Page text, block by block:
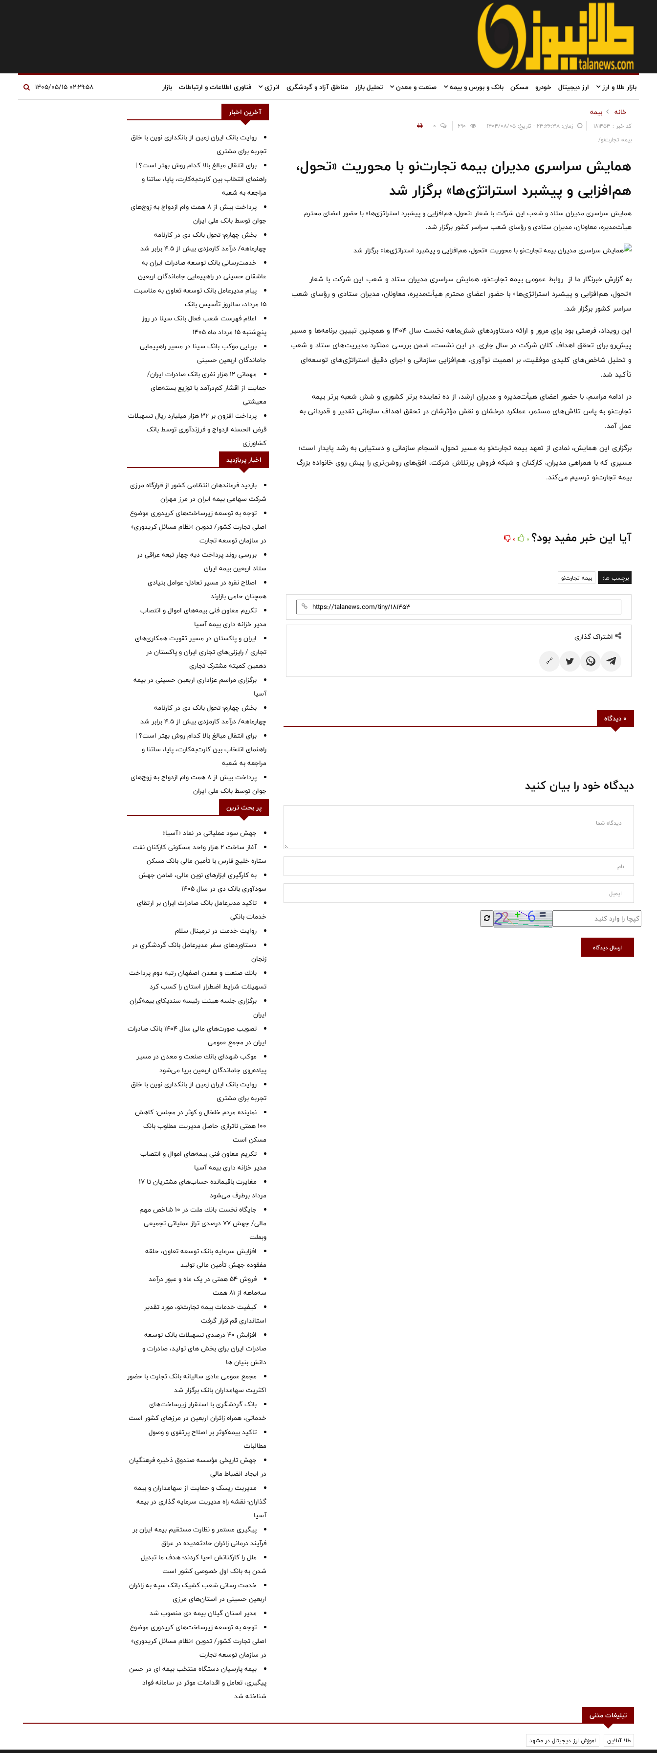
بازار طلا و ارز ارز دیجیتال خودرو مسکن بانک و بورس و بیمه صنعت و معدن تحلیل بازار مناطق آزاد و گردشگری انرژی فناوری اطلاعات و ارتباطات بازار
خانه بیمه
کد خبر : 181453 زمان: ۲۳:۲۶:۳۸ - تاریخ: ۱۴۰۴/۰۸/۰۵
0
بیمه تجارت‌نو/
همایش سراسری مدیران بیمه تجارت‌نو با محوریت «تحول،
هم‌افزایی و پیشبرد استراتژی‌ها» برگزار شد
همایش سراسری مدیران ستاد و شعب این شرکت با شعار «تحول، هم‌افزایی و پیشبرد استراتژی‌ها» با حضور اعضای محترم
هیأت‌مدیره، معاونان، مدیران ستادی و رؤسای شعب سراسر کشور برگزار شد.
به گزارش خبرنگار ما از روابط عمومی بیمه تجارت‌نو، همایش سراسری مدیران ستاد و شعب این شرکت با شعار
«تحول، هم‌افزایی و پیشبرد استراتژی‌ها» با حضور اعضای محترم هیأت‌مدیره، معاونان، مدیران ستادی و رؤسای شعب
سراسر کشور برگزار شد.
این رویداد، فرصتی بود برای مرور و ارائه دستاوردهای شش‌ماهه نخست سال ۱۴۰۴ و همچنین تبیین برنامه‌ها و مسیر
پیش‌ِ‌رو برای تحقق اهداف کلان شرکت در سال جاری. در این نشست، ضمن بررسی عملکرد مدیریت‌های ستاد و شعب
و تحلیل شاخص‌های کلیدی موفقیت، بر اهمیت نوآوری، هم‌افزایی سازمانی و اجرای دقیق استراتژی‌های توسعه‌ای
تأکید شد.
در ادامه مراسم، با حضور اعضای هیأت‌مدیره و مدیران ارشد، از ده نماینده برتر کشوری و شش شعبه برتر بیمه
تجارت‌نو به پاس تلاش‌های مستمر، عملکرد درخشان و نقش مؤثرشان در تحقق اهداف سازمانی تقدیر و قدردانی به
عمل آمد.
برگزاری این همایش، نمادی از تعهد بیمه تجارت‌نو به مسیر تحول، انسجام سازمانی و دستیابی به رشد پایدار است؛
مسیری که با همراهی مدیران، کارکنان و شبکه فروش پرتلاش شرکت، افق‌های روشن‌تری را پیش روی خانواده بزرگ
بیمه تجارت‌نو ترسیم می‌کند.
آیا این خبر مفید بود؟ 0
0
برچسب ها: بیمه تجارت‌نو
اشتراک گذاری
🔗
0 دیدگاه
دیدگاه خود را بیان کنید
ارسال دیدگاه
آخرین اخبار
روایت بانک ایران زمین از بانکداری نوین با خلق
تجربه برای مشتری
برای انتقال مبالغ بالا کدام روش بهتر است؟ |
راهنمای انتخاب بین کارت‌به‌کارت، پایا، ساتنا و
مراجعه به شعبه
پرداخت بیش از ۸ همت وام ازدواج به زوج‌های
جوان توسط بانک ملی ایران
بخش چهارم؛ تحول بانک دی در کارنامه
چهارماهه/ درآمد کارمزدی بیش از ۴.۵ برابر شد
خدمت‌رسانی بانک توسعه صادرات ایران به
عاشقان حسینی در راهپیمایی جاماندگان اربعین
پیام مدیرعامل بانک توسعه تعاون به مناسبت
15 مرداد، سالروز تأسیس بانک
اعلام فهرست شعب فعال بانک سینا در روز
پنج‌شنبه 15 مرداد ماه 1405
برپایی موکب بانک سینا در مسیر راهپیمایی
جاماندگان اربعین حسینی
مهمانی ۱۲ هزار نفری بانک صادرات ایران/
حمایت از اقشار کم‌درآمد با توزیع بسته‌های
معیشتی
پرداخت افزون بر 32 هزار میلیارد ریال تسهیلات
قرض الحسنه ازدواج و فرزندآوری توسط بانک
کشاورزی
اخبار پربازدید
بازدید فرماندهان انتظامی کشور از قرارگاه مرزی
شرکت سهامی بیمه ایران در مرز مهران
توجه به توسعه زیرساخت‌های کریدوری موضوع
اصلی تجارت کشور/ تدوین «نظام مسائل کریدوری»
در سازمان توسعه تجارت
بررسی روند پرداخت دیه چهار تبعه عراقی در
ستاد اربعین بیمه ایران
اصلاح نقره در مسیر تعادل؛ عوامل بنیادی
همچنان حامی بازارند
تکریم معاون فنی بیمه‌های اموال و انتصاب
مدیر خزانه داری بیمه آسیا
ایران و پاکستان در مسیر تقویت همکاری‌های
تجاری / رایزنی‌های تجاری ایران و پاکستان در
دهمین کمیته مشترک تجاری
برگزاری مراسم عزاداری اربعین حسینی در بیمه
آسیا
بخش چهارم؛ تحول بانک دی در کارنامه
چهارماهه/ درآمد کارمزدی بیش از ۴.۵ برابر شد
برای انتقال مبالغ بالا کدام روش بهتر است؟ |
راهنمای انتخاب بین کارت‌به‌کارت، پایا، ساتنا و
مراجعه به شعبه
پرداخت بیش از ۸ همت وام ازدواج به زوج‌های
جوان توسط بانک ملی ایران
پر بحث ترین
جهش سود عملیاتی در نماد «آسیا»
آغاز ساخت ۲ هزار واحد مسکونی کارکنان نفت
ستاره خلیج فارس با تأمین مالی بانک مسکن
به کارگیری ابزارهای نوین مالی، ضامن جهش
سودآوری بانک دی در سال 1405
تاکید مدیرعامل بانک صادرات ایران بر ارتقای
خدمات بانکی
روایت خدمت در ترمینال سلام
دستاوردهای سفر مدیرعامل بانک گردشگری در
زنجان
بانك صنعت و معدن اصفهان رتبه دوم پرداخت
تسهیلات شرایط اضطرار استان را كسب كرد
برگزاری جلسه هیئت رئیسه سندیکای بیمه‌گران
ایران
تصویب صورت‌های مالی سال ۱۴۰۴ بانک صادرات
ایران در مجمع عمومی
موكب شهدای بانك صنعت و معدن در مسیر
پیاده‌روی جاماندگان اربعین برپا می‌شود
روایت بانک ایران زمین از بانکداری نوین با خلق
تجربه برای مشتری
نماینده مردم خلخال و کوثر در مجلس: کاهش
۱۰۰ همتی ناترازی حاصل مدیریت مطلوب بانک
مسکن است
تکریم معاون فنی بیمه‌های اموال و انتصاب
مدیر خزانه داری بیمه آسیا
مغایرت‌ باقیمانده حساب‌های مشتریان تا ۱۷
مرداد برطرف می‌شود
جایگاه نخست بانك ملت در 10 شاخص مهم
مالی/ جهش 77 درصدی تراز عملیاتی تجمیعی
وبملت
افزایش سرمایه بانک توسعه تعاون، حلقه
مفقوده جهش تأمین مالی تولید
فروش 54 همتی در یک ماه و عبور درآمد
سه‌ماهه از 81 همت
کیفیت خدمات بیمه تجارت‌نو، مورد تقدیر
استانداری قم قرار گرفت
افزایش 40 درصدی تسهیلات بانک توسعه
صادرات ایران برای بخش های تولید، صادرات و
دانش بنیان ها
مجمع عمومی عادی سالیانه بانک تجارت با حضور
اکثریت سهامداران بانک برگزار شد
بانک گردشگری با استقرار زیرساخت‌های
خدماتی، همراه زائران اربعین در مرزهای کشور است
تاکید بیمه‌کوثر بر اصلاح پرتفوی و وصول
مطالبات ‌
جهش تاریخی مؤسسه صندوق ذخیره فرهنگیان
در ایجاد انضباط مالی
مدیریت ریسک و حمایت از سهامداران و بیمه
گذاران؛ نقشه راه مدیریت سرمایه گذاری در بیمه
آسیا
پیگیری مستمر و نظارت مستقیم بیمه ایران بر
فرآیند درمانی زائران حادثه‌دیده در عراق
ملل را کارکنانش احیا کردند؛ هدف ما تبدیل
شدن به بانک اول خصوصی کشور است
خدمت رسانی شعب کشیک بانک سپه به زائران
اربعین حسینی در استان‌‌های مرزی
‌مدیر استان گیلان بیمه دی منصوب شد
توجه به توسعه زیرساخت‌های کریدوری موضوع
اصلی تجارت کشور/ تدوین «نظام مسائل کریدوری»
در سازمان توسعه تجارت
بیمه پارسیان دستگاه منتخب بیمه ای در حسن
پیگیری، تعامل و اقدامات موثر در سامانه فواد
شناخته شد
تبلیغات متنی
طلا آنلاین اموزش ارز دیجیتال در مشهد